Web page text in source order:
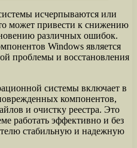
исчерпываются или
может привести к снижению
различных ошибок.
Windows является
проблемы и восстановления
системы включает в
компонентов,
и очистку реестра. Это
работать эффективно и без
стабильную и надежную